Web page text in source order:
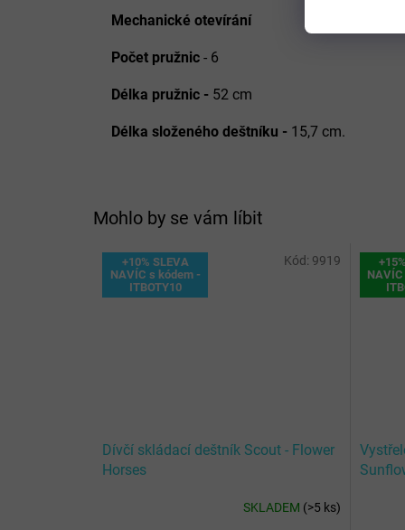
Mohlo by se vám líbit
+10% SLEVA
NAVÍC s kódem -
ITBOTY10
Dívčí skládací deštník Scout - Flower
Horses
SKLADEM (>5 ks)
Kód: 9919
Mechanické otevírání
Počet pružnic - 6
Délka pružnic - 52 cm
Délka složeného deštníku - 15,7 cm.